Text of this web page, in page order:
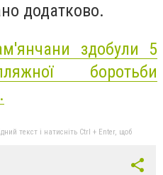
додатково.
здобули 5
боротьби
.
текст і натисніть Ctrl + Enter, щоб